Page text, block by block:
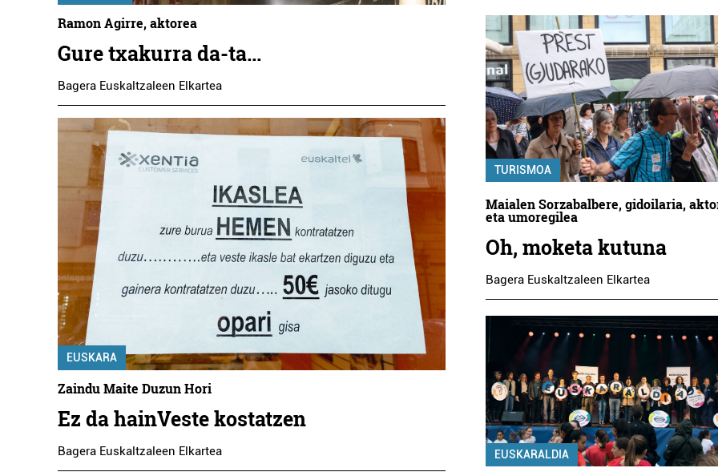
Ramon Agirre, aktorea
Gure txakurra da-ta...
Bagera Euskaltzaleen Elkartea
EUSKARA
Zaindu Maite Duzun Hori
Ez da hainVeste kostatzen
Bagera Euskaltzaleen Elkartea
TURISMOA
Maialen Sorzabalbere, gidoilaria,
eta umoregilea
Oh, moketa kutuna
Bagera Euskaltzaleen Elkartea
EUSKARALDIA